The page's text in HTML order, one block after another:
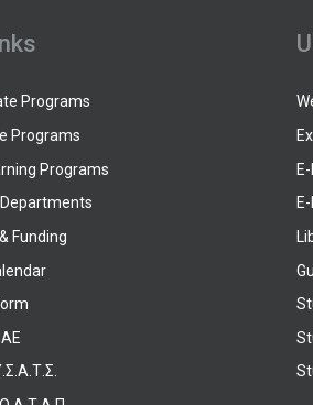
Programs
Programs
Programs
Funding